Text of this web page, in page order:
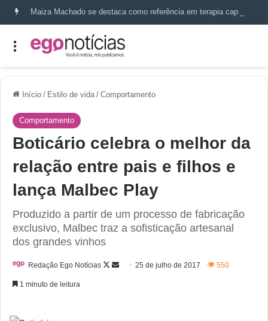
Maiza Machado se destaca como referência em terapia capilar e saúde do couro cabeludo
Início / Estilo de vida / Comportamento
Comportamento
Boticário celebra o melhor da
relação entre pais e filhos e
lança Malbec Play
Produzido a partir de um processo de fabricação
exclusivo, Malbec traz a sofisticação artesanal
dos grandes vinhos
Redação Ego Notícias 25 de julho de 2017 550
1 minuto de leitura